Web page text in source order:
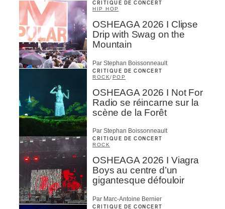
CRITIQUE DE CONCERT
HIP HOP
OSHEAGA 2026 I Clipse
Drip with Swag on the
Mountain
Par Stephan Boissonneault
CRITIQUE DE CONCERT
ROCK/POP
OSHEAGA 2026 I Not For
Radio se réincarne sur la
scène de la Forêt
Par Stephan Boissonneault
CRITIQUE DE CONCERT
ROCK
OSHEAGA 2026 I Viagra
Boys au centre d’un
gigantesque défouloir
Par Marc-Antoine Bernier
CRITIQUE DE CONCERT